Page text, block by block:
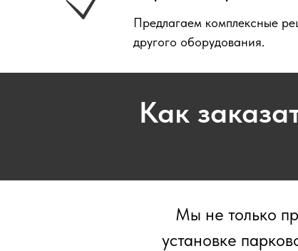
Предлагаем комплексные
другого оборудования.
Как
Мы не только
установке